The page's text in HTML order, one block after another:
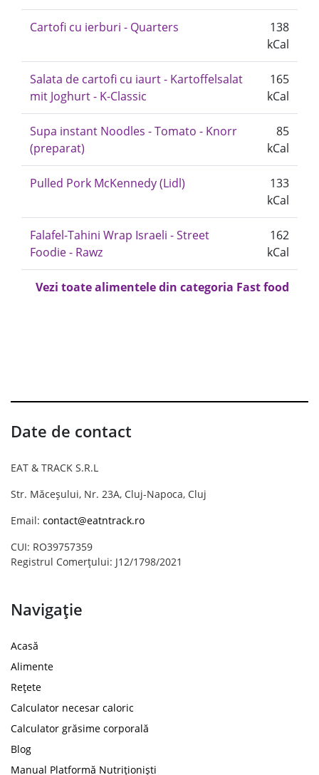
Cartofi cu ierburi - Quarters
138
kCal
Salata de cartofi cu iaurt - Kartoffelsalat
mit Joghurt - K-Classic
165
kCal
Supa instant Noodles - Tomato - Knorr
(preparat)
85
kCal
Pulled Pork McKennedy (Lidl)
133
kCal
Falafel-Tahini Wrap Israeli - Street
Foodie - Rawz
162
kCal
Vezi toate alimentele din categoria Fast food
Date de contact
EAT & TRACK S.R.L
Str. Măceșului, Nr. 23A, Cluj-Napoca, Cluj
Email: contact@eatntrack.ro
CUI: RO39757359
Registrul Comerțului: J12/1798/2021
Navigație
Acasă
Alimente
Rețete
Calculator necesar caloric
Calculator grăsime corporală
Blog
Manual Platformă Nutriționiști